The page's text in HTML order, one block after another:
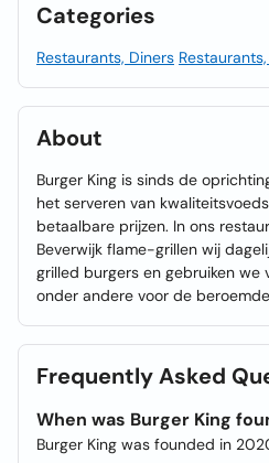
Categories
Restaurants, Diners
About
Burger King is sinds de
het serveren van
betaalbare prijzen. In ons
Beverwijk flame-grillen wij
grilled burgers en gebruiken we
onder andere voor de
Frequently Asked
When was Burger King
Burger King was founded in